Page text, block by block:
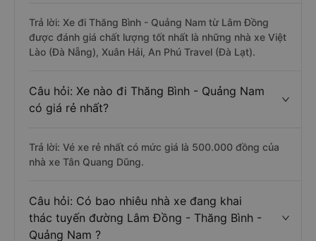
Trả lời: Xe đi Thăng Bình - Quảng Nam từ Lâm Đồng
được đánh giá chất lượng tốt nhất là những nhà xe Việt
Lào (Đà Nẵng), Xuân Hải, An Phú Travel (Đà Lạt).
Câu hỏi: Xe nào đi Thăng Bình - Quảng Nam
có giá rẻ nhất?
Trả lời: Vé xe rẻ nhất có mức giá là 500.000 đồng của
nhà xe Tân Quang Dũng.
Câu hỏi: Có bao nhiêu nhà xe đang khai
thác tuyến đường Lâm Đồng - Thăng Bình -
Quảng Nam ?